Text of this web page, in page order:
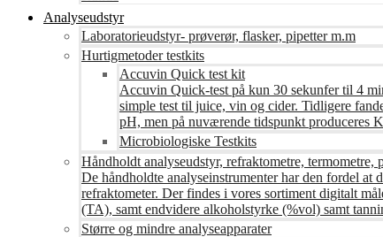
Analyseudstyr
Laboratorieudstyr- prøverør, flasker, pipetter m.m
Hurtigmetoder testkits
Accuvin Quick test kit
Accuvin Quick-test på kun 30 sekunfer til 4
simple test til juice, vin og cider. Tidligere
pH, men på nuværende tidspunkt produceres
Microbiologiske Testkits
Håndholdt analyseudstyr, refraktometre, termometre,
De håndholdte analyseinstrumenter har den fordel
refraktometer. Der findes i vores sortiment digitalt
(TA), samt endvidere alkoholstyrke (%vol) samt
Større og mindre analyseapparater